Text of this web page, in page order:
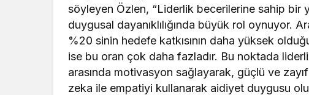
söyleyen Özlen, “Liderlik becerilerine sahip bir
duygusal dayanıklılığında büyük rol oynuyor.
%20 sinin hedefe katkısının daha yüksek
ise bu oran çok daha fazladır. Bu noktada
arasında motivasyon sağlayarak, güçlü ve
zeka ile empatiyi kullanarak aidiyet duygusu